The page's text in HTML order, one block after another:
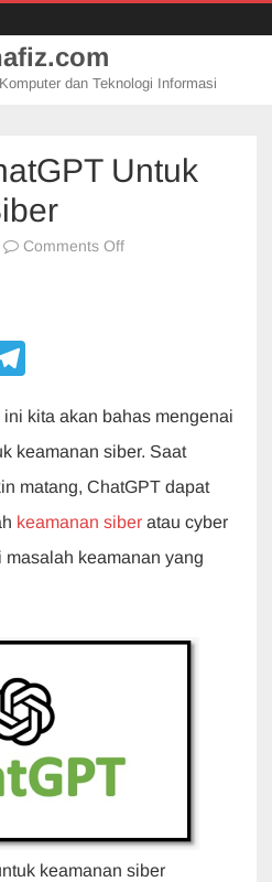
dan Teknologi Informasi
Untuk
Comments Offon
e
gr
a
m
ini kita akan bahas mengenai
keamanan siber. Saat
matang, ChatGPT dapat
keamanan siber atau cyber
keamanan yang
keamanan siber